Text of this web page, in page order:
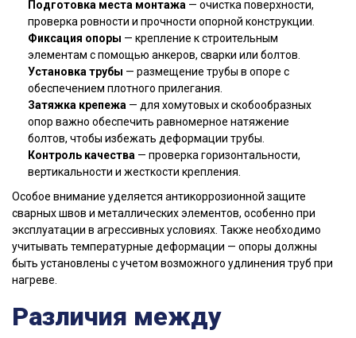
Подготовка места монтажа — очистка поверхности,
проверка ровности и прочности опорной конструкции.
Фиксация опоры — крепление к строительным
элементам с помощью анкеров, сварки или болтов.
Установка трубы — размещение трубы в опоре с
обеспечением плотного прилегания.
Затяжка крепежа — для хомутовых и скобообразных
опор важно обеспечить равномерное натяжение
болтов, чтобы избежать деформации трубы.
Контроль качества — проверка горизонтальности,
вертикальности и жесткости крепления.
Особое внимание уделяется антикоррозионной защите
сварных швов и металлических элементов, особенно при
эксплуатации в агрессивных условиях. Также необходимо
учитывать температурные деформации — опоры должны
быть установлены с учетом возможного удлинения труб при
нагреве.
Различия между